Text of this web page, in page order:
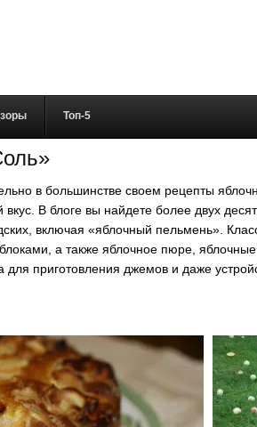
Топ-5
в большинстве своем рецепты
В блоге вы найдете более двух
включая «яблочный пельмень».
а также яблочное пюре,
приготовления джемов и даже